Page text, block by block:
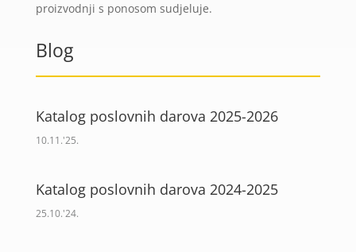
proizvodnji s ponosom sudjeluje.
Blog
Katalog poslovnih darova 2025-2026
10.11.'25.
Katalog poslovnih darova 2024-2025
25.10.'24.